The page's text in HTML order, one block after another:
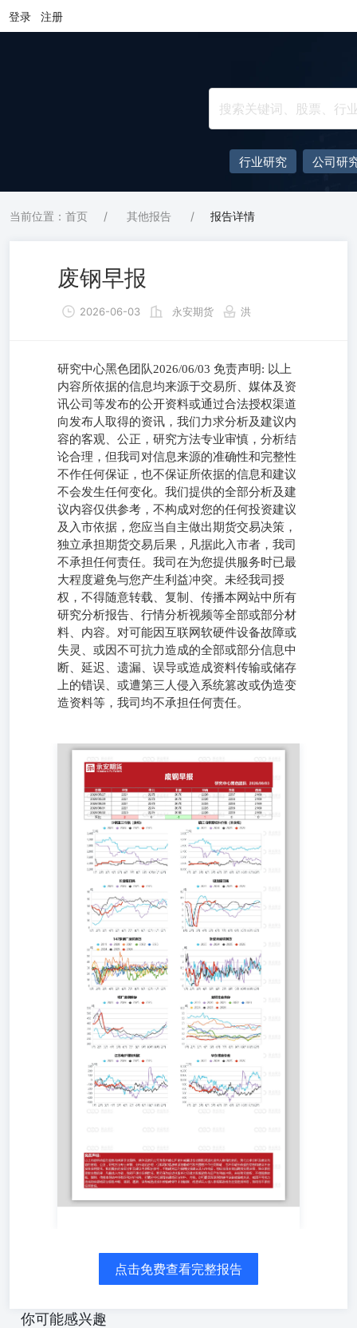
登录 注册
行业研究 公司研
当前位置：首页 / 其他报告 / 报告详情
废钢早报
2026-06-03 永安期货 洪
研究中心黑色团队2026/06/03 免责声明: 以上
内容所依据的信息均来源于交易所、媒体及资
讯公司等发布的公开资料或通过合法授权渠道
向发布人取得的资讯，我们力求分析及建议内
容的客观、公正，研究方法专业审慎，分析结
论合理，但我司对信息来源的准确性和完整性
不作任何保证，也不保证所依据的信息和建议
不会发生任何变化。我们提供的全部分析及建
议内容仅供参考，不构成对您的任何投资建议
及入市依据，您应当自主做出期货交易决策，
独立承担期货交易后果，凡据此入市者，我司
不承担任何责任。我司在为您提供服务时已最
大程度避免与您产生利益冲突。未经我司授
权，不得随意转载、复制、传播本网站中所有
研究分析报告、行情分析视频等全部或部分材
料、内容。对可能因互联网软硬件设备故障或
失灵、或因不可抗力造成的全部或部分信息中
断、延迟、遗漏、误导或造成资料传输或储存
上的错误、或遭第三人侵入系统篡改或伪造变
造资料等，我司均不承担任何责任。
研究中心黑色团队2026/06/03 免责声明: 以上内容所依据的
信息均来源于交易所、媒体及资讯公司等发布的公开资料或
通过合法授权渠道向发布人取得的资讯，我们力求分析及建
议内容的客观、公正，研究方法专业审慎，分析结论合理，
但我司对信息来源的准确性和完整性不作任何保证，也不保
证所依据的信息和建议不会发生任何变化。我们提供的全部
分析及建议内容仅供参考，不构成对您的任何投资建议及入
市依据，您应当自主做出期货交易决策，独立承担期货交易
后果，凡据此入市者，我司不承担任何责任。我司在为您提
供服务时已最大程度避免与您产生利益冲突。未经我司授
权，不得随意转载、复制、传播本网站中所有研究分析报
告、行情分析视频等全部或部分材料、内容。对可能因互联
网软硬件设备故障或失灵、或因不可抗力造成的全部或部分
信息中断、延迟、遗漏、误导或造成资料传输或储存上的错
误、或遭第三人侵入系统篡改或伪造变造资料等，我司均不
承担任何责任。
点击免费查看完整报告
你可能感兴趣